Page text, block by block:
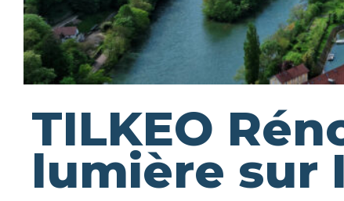
TILKEO
lumière sur